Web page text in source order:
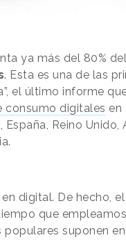
ya más del 80%
. Esta es una de las
el último informe
consumo digitales en
Reino Unido,
en digital. De hecho,
que
suponen